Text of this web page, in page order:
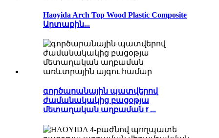
Haoyida Arch Top Wood Plastic Composite
Արտաքին...
գործարանային պատվերով
ժամանակակից բացօթյա
մետաղական աղբաման f ...